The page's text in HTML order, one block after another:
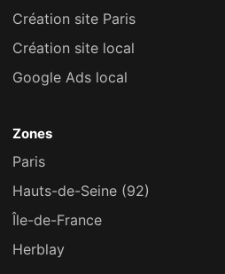
Création site Paris
Création site local
Google Ads local
Zones
Paris
Hauts-de-Seine (92)
Île-de-France
Herblay